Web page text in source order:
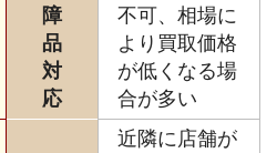
障
品
対
応
不可、相場に
より買取価格
が低くなる場
合が多い
近隣に店舗が